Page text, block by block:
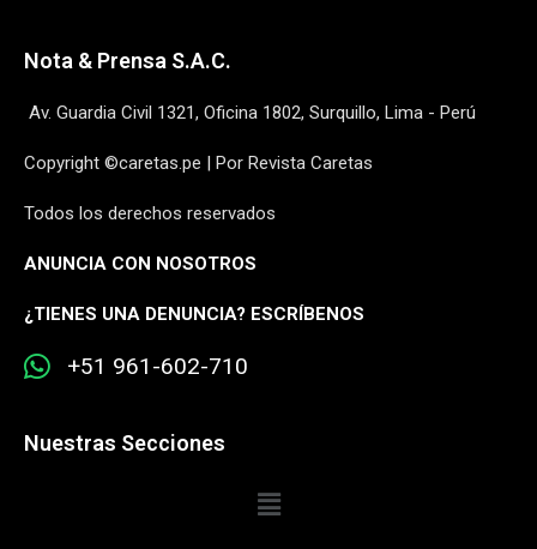
Nota & Prensa S.A.C.
Av. Guardia Civil 1321, Oficina 1802, Surquillo, Lima - Perú
Copyright ©caretas.pe | Por Revista Caretas
Todos los derechos reservados
ANUNCIA CON NOSOTROS
¿TIENES UNA DENUNCIA? ESCRÍBENOS
+51 961-602-710
Nuestras Secciones